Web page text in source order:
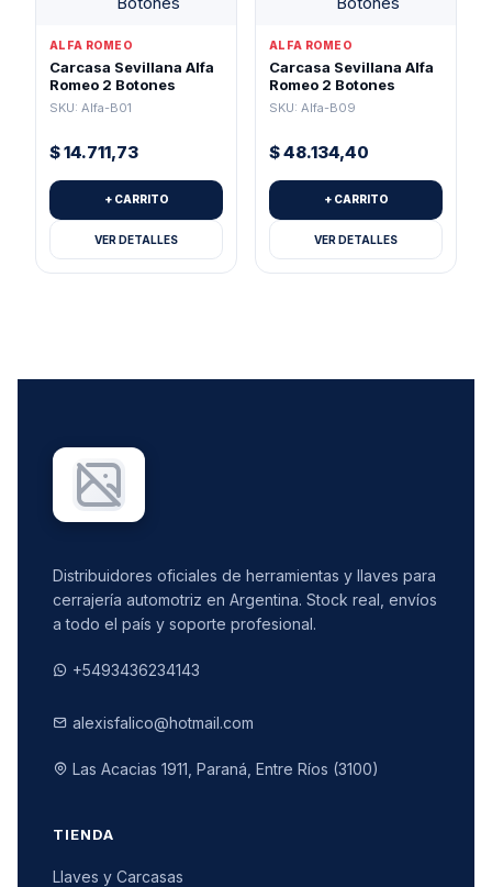
ALFA ROMEO
Carcasa Sevillana Alfa
Romeo 2 Botones
SKU: Alfa-B01
$14.711,73
+ CARRITO
VER DETALLES
ALFA ROMEO
Carcasa Sevillana Alfa
Romeo 2 Botones
SKU: Alfa-B09
$48.134,40
+ CARRITO
VER DETALLES
Distribuidores oficiales de herramientas y llaves para
cerrajería automotriz en Argentina. Stock real, envíos
a todo el país y soporte profesional.
+5493436234143
alexisfalico@hotmail.com
Las Acacias 1911, Paraná, Entre Ríos (3100)
TIENDA
Llaves y Carcasas